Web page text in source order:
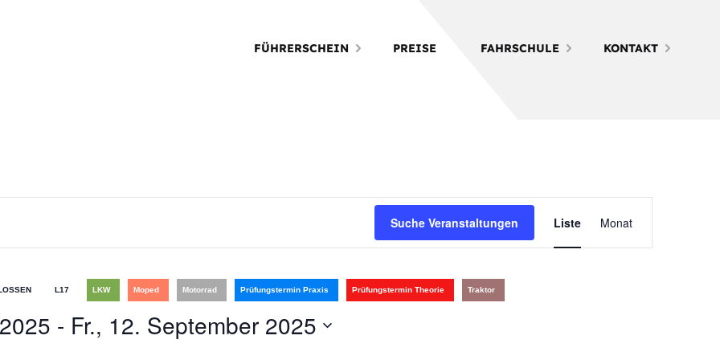
FÜHRERSCHEIN PREISE FAHRSCHULE KONTAKT
Suche Veranstaltungen
Ansichten-
Liste Monat
L17 LKW Moped Motorrad Prüfungstermin Praxis Prüfungstermin Theorie Traktor
- Fr., 12. September 2025